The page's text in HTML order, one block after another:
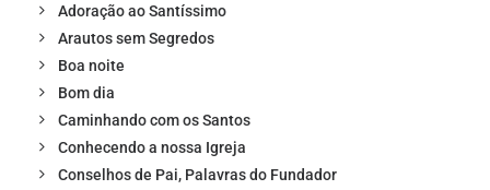
Adoração ao Santíssimo
Arautos sem Segredos
Boa noite
Bom dia
Caminhando com os Santos
Conhecendo a nossa Igreja
Conselhos de Pai, Palavras do Fundador